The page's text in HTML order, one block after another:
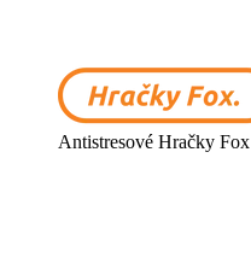
Antistresové Hračky Fox